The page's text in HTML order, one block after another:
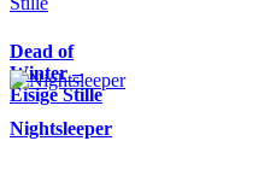
Dead of
Winter –
Eisige Stille
Nightsleeper